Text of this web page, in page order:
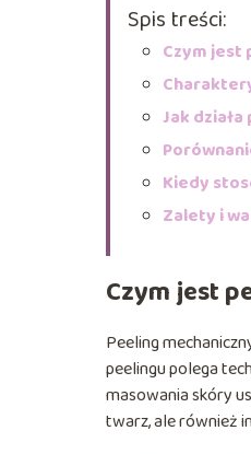
Spis treści:
Czym jest
Jak
Kiedy
Zalety i
Czym jest
Peeling
peelingu polega
masowania skóry
twarz, ale również